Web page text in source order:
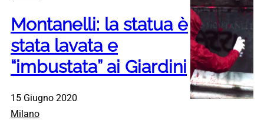
Montanelli: la statua è
stata lavata e
“imbustata” ai Giardini
15 Giugno 2020
Milano